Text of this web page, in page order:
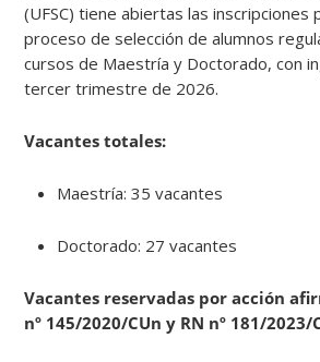
(UFSC) tiene abiertas las inscripciones
proceso de selección de alumnos
cursos de Maestría y Doctorado, con
tercer trimestre de 2026.
Vacantes totales:
Maestría: 35 vacantes
Doctorado: 27 vacantes
Vacantes reservadas por acción
nº 145/2020/CUn y RN nº 181/2023/